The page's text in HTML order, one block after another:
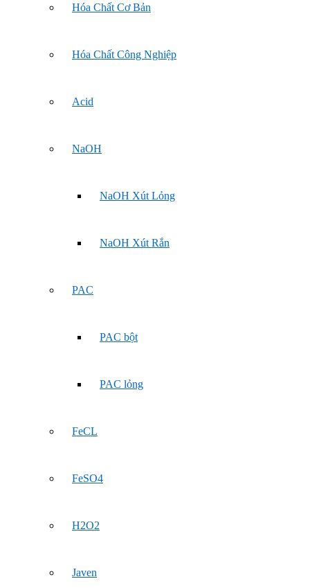
Hóa Chất Cơ Bản
Hóa Chất Công Nghiệp
Acid
NaOH
NaOH Xút Lỏng
NaOH Xút Rắn
PAC
PAC bột
PAC lỏng
FeCL
FeSO4
H2O2
Javen